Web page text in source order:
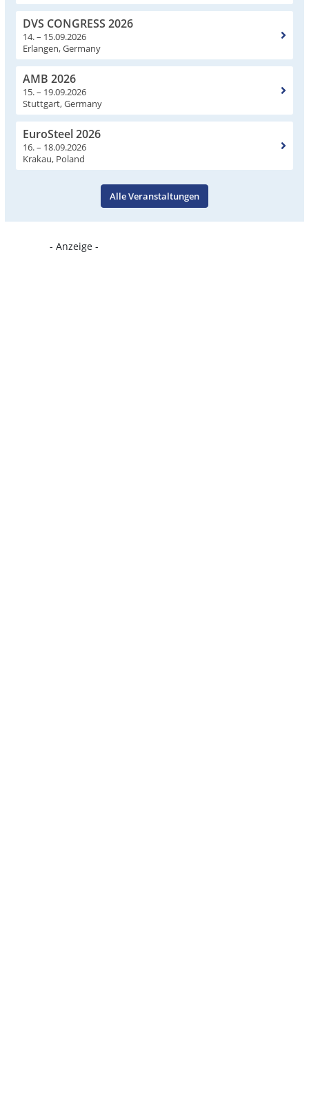
DVS CONGRESS 2026
14. – 15.09.2026
Erlangen, Germany
AMB 2026
15. – 19.09.2026
Stuttgart, Germany
EuroSteel 2026
16. – 18.09.2026
Krakau, Poland
Alle Veranstaltungen
- Anzeige -